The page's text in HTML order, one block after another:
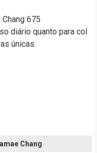
675
diário quanto para col
únicas.
Chang